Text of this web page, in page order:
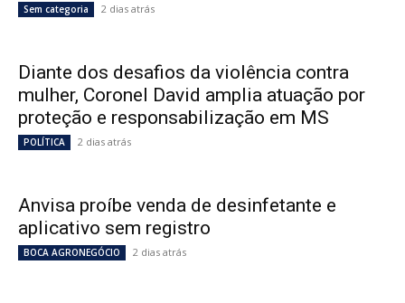
Sem categoria 2 dias atrás
Diante dos desafios da violência contra
mulher, Coronel David amplia atuação por
proteção e responsabilização em MS
POLÍTICA 2 dias atrás
Anvisa proíbe venda de desinfetante e
aplicativo sem registro
BOCA AGRONEGÓCIO 2 dias atrás